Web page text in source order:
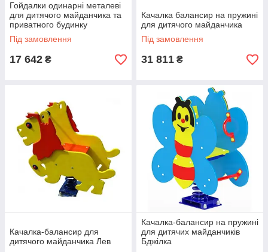
Гойдалки одинарні металеві
для дитячого майданчика та
приватного будинку
Під замовлення
17 642 ₴
Качалка балансир на пружині
для дитячого майданчика
Під замовлення
31 811 ₴
Качалка-балансир для
дитячого майданчика Лев
Качалка-балансир на пружині
для дитячих майданчиків
Бджілка